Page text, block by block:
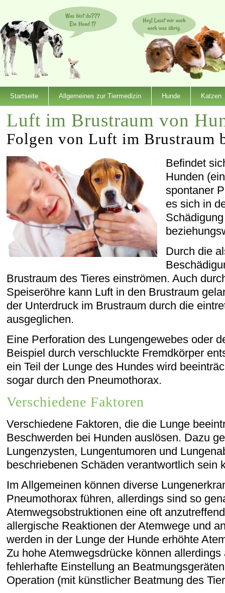
Startseite Allgemeines zur Tiermedizin Hunde Katzen
Luft im Brustraum von
Folgen von Luft im Brustraum
Befindet
Hunden
spontaner
es sich in
Durch die
Brustraum des Tieres einströmen. Auch
Speiseröhre kann Luft in den Brustraum
der Unterdruck im Brustraum durch die
ausgeglichen.
Eine Perforation des Lungengewebes oder
Beispiel durch verschluckte Fremdkörper
ein Teil der Lunge des Hundes wird
sogar durch den Pneumothorax.
Verschiedene Faktoren
Verschiedene Faktoren, die die Lunge
Beschwerden bei Hunden auslösen. Dazu
Lungenzysten, Lungentumoren und
beschriebenen Schäden verantwortlich sein
Im Allgemeinen können diverse
Pneumothorax führen, allerdings sind so
Atemwegsobstruktionen eine oft
allergische Reaktionen der Atemwege und
werden in der Lunge der Hunde erhöhte
Zu hohe Atemwegsdrücke können
fehlerhafte Einstellung an
Operation (mit künstlicher Beatmung des